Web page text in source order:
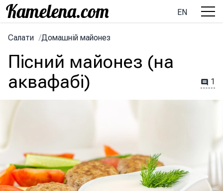
EN
Салати /Домашній майонез
Пісний майонез (на
аквафабі)
1